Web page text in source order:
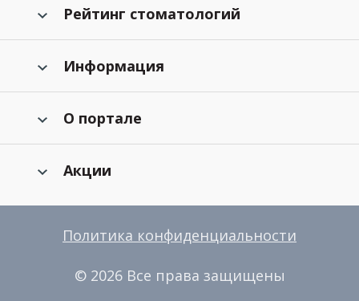
Рейтинг стоматологий
Информация
О портале
Акции
Политика конфиденциальности
© 2026 Все права защищены